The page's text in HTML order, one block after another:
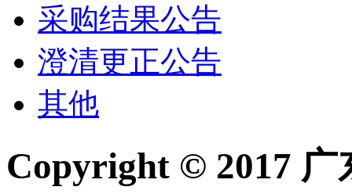
采购结果公告
澄清更正公告
其他
Copyright © 2017